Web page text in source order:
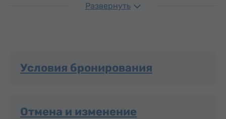
Развернуть
Условия бронирования
Отмена и изменение